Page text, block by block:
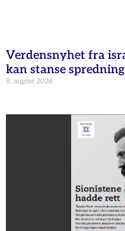
Verdensnyhet fra
kan stanse
8. august 2026